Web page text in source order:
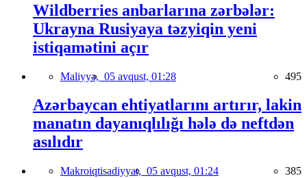
Wildberries anbarlarına zərbələr:
Ukrayna Rusiyaya təzyiqin yeni
istiqamətini açır
Maliyyə, 05 avqust, 01:28 495
Azərbaycan ehtiyatlarını artırır, lakin
manatın dayanıqlılığı hələ də neftdən
asılıdır
Makroiqtisadiyyat, 05 avqust, 01:24 385